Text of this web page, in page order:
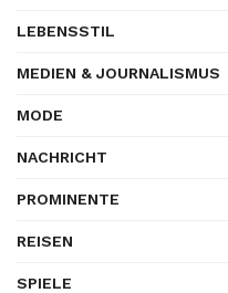
LEBENSSTIL
MEDIEN & JOURNALISMUS
MODE
NACHRICHT
PROMINENTE
REISEN
SPIELE